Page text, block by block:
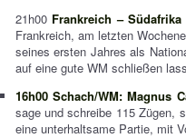
21h00 Frankreich – Südafrika
Frankreich, am letzten
seines ersten Jahres als
auf eine gute WM schließen
16h00 Schach/WM: Magnus
sage und schreibe 115 Zügen,
eine unterhaltsame Partie, mit